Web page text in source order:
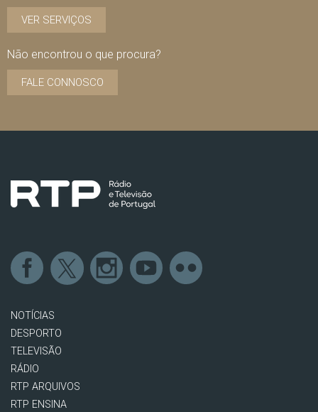
VER SERVIÇOS
Não encontrou o que procura?
FALE CONNOSCO
NOTÍCIAS
DESPORTO
TELEVISÃO
RÁDIO
RTP ARQUIVOS
RTP ENSINA